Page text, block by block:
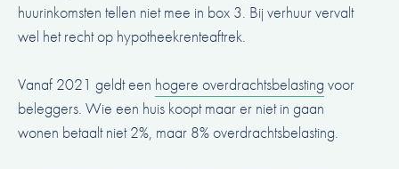
huurinkomsten tellen niet mee in box 3. Bij verhuur vervalt
wel het recht op hypotheekrenteaftrek.
Vanaf 2021 geldt een hogere overdrachtsbelasting voor
beleggers. Wie een huis koopt maar er niet in gaan
wonen betaalt niet 2%, maar 8% overdrachtsbelasting.